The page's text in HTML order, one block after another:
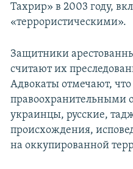
Тахрир» в 2003 году,
«террористическими».
Защитники
считают их
Адвокаты отмечают,
правоохранительными
украинцы, русские,
происхождения,
на оккупированной